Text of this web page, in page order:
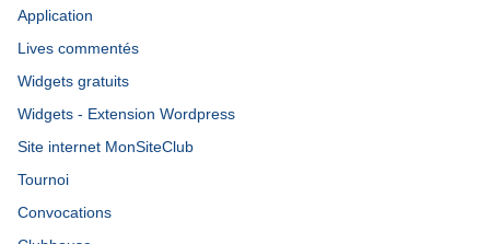
Application
Lives commentés
Widgets gratuits
Widgets - Extension Wordpress
Site internet MonSiteClub
Tournoi
Convocations